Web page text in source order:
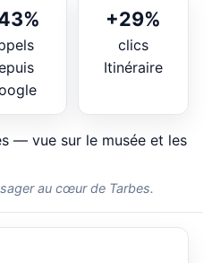
+29%
clics
Itinéraire
au cœur de Tarbes.